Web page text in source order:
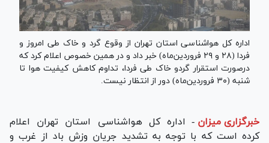
اداره کل هواشناسی استان تهران از وقوع گرد و خاک طی امروز و
فردا (۲۸ و ۲۹ فروردین‌ماه) خبر داد و در همین خصوص اعلام کرد که
درصورت استقرار گردو خاک طی فردا، تداوم کاهش کیفیت هوا تا
شنبه (۳۰ فروردین‌ماه) دور از انتظار نیست.
خبرگزاری میزان - اداره کل هواشناسی استان تهران اعلام
کرده است که با توجه به تشدید جریان وزش باد از غرب و